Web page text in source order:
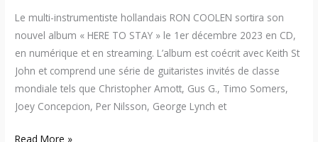
Le multi-instrumentiste hollandais RON COOLEN sortira son
nouvel album « HERE TO STAY » le 1er décembre 2023 en CD,
en numérique et en streaming. L’album est coécrit avec Keith St
John et comprend une série de guitaristes invités de classe
mondiale tels que Christopher Amott, Gus G., Timo Somers,
Joey Concepcion, Per Nilsson, George Lynch et
Read More »